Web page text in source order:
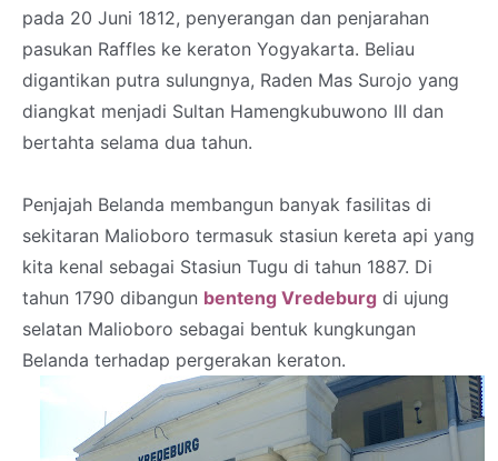
pada 20 Juni 1812, penyerangan dan penjarahan
pasukan Raffles ke keraton Yogyakarta. Beliau
digantikan putra sulungnya, Raden Mas Surojo yang
diangkat menjadi Sultan Hamengkubuwono III dan
bertahta selama dua tahun.
Penjajah Belanda membangun banyak fasilitas di
sekitaran Malioboro termasuk stasiun kereta api yang
kita kenal sebagai Stasiun Tugu di tahun 1887. Di
tahun 1790 dibangun benteng Vredeburg di ujung
selatan Malioboro sebagai bentuk kungkungan
Belanda terhadap pergerakan keraton.